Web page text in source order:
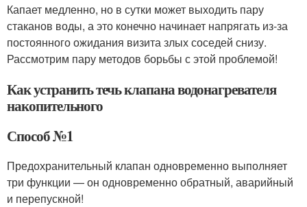
Капает медленно, но в сутки может выходить пару
стаканов воды, а это конечно начинает напрягать из-за
постоянного ожидания визита злых соседей снизу.
Рассмотрим пару методов борьбы с этой проблемой!
Как устранить течь клапана водонагревателя
накопительного
Способ №1
Предохранительный клапан одновременно выполняет
три функции — он одновременно обратный, аварийный
и перепускной!